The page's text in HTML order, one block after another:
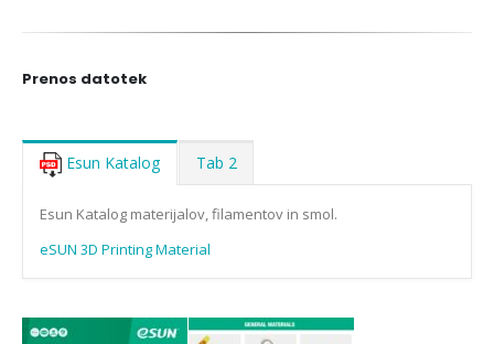
Prenos datotek
Esun Katalog Tab 2
Esun Katalog materijalov, filamentov in smol.
eSUN 3D Printing Material